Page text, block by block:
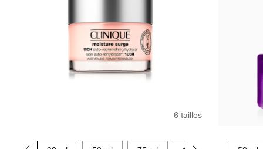
6 tailles